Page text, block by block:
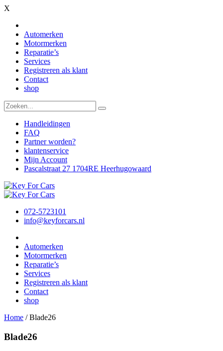
X
Automerken
Motormerken
Reparatie’s
Services
Registreren als klant
Contact
shop
Handleidingen
FAQ
Partner worden?
klantenservice
Mijn Account
Pascalstraat 27 1704RE Heerhugowaard
072-5723101
info@keyforcars.nl
Automerken
Motormerken
Reparatie’s
Services
Registreren als klant
Contact
shop
Home /Blade26
Blade26